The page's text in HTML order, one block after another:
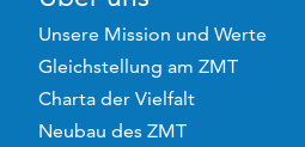
Unsere Mission und Werte
Gleichstellung am ZMT
Charta der Vielfalt
Neubau des ZMT